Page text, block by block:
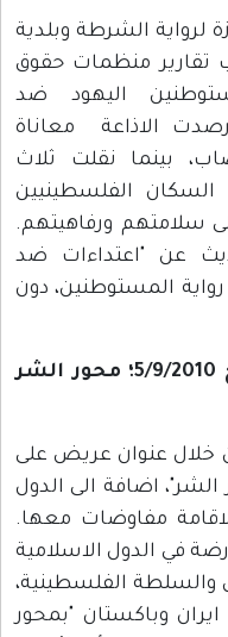
لرواية الشرطة وبلدية
تقارير منظمات حقوق
اليهود ضد
الاذاعة معاناة
بينما نقلت ثلاث
الفلسطينيين
سلامتهم ورفاهيتهم.
عن "اعتداءات ضد
المستوطنين، دون
صحيفة اسرائيل اليوم؛ بتاريخ 5/9/2010؛ محور الشر
خلال عنوان عريض على
اضافة الى الدول
مفاوضات معها.
في الدول الاسلامية
والسلطة الفلسطينية،
وباكستان "بمحور